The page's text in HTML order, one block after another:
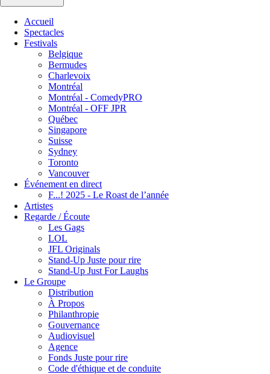
Accueil
Spectacles
Festivals
Belgique
Bermudes
Charlevoix
Montréal
Montréal - ComedyPRO
Montréal - OFF JPR
Québec
Singapore
Suisse
Sydney
Toronto
Vancouver
Événement en direct
F...! 2025 - Le Roast de l’année
Artistes
Regarde / Écoute
Les Gags
LOL
JFL Originals
Stand-Up Juste pour rire
Stand-Up Just For Laughs
Le Groupe
Distribution
À Propos
Philanthropie
Gouvernance
Audiovisuel
Agence
Fonds Juste pour rire
Code d'éthique et de conduite